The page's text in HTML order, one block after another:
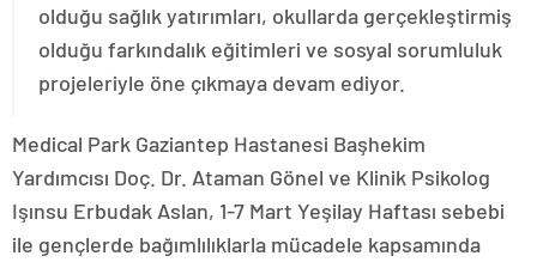
olduğu sağlık yatırımları, okullarda gerçekleştirmiş
olduğu farkındalık eğitimleri ve sosyal sorumluluk
projeleriyle öne çıkmaya devam ediyor.
Medical Park Gaziantep Hastanesi Başhekim
Yardımcısı Doç. Dr. Ataman Gönel ve Klinik Psikolog
Işınsu Erbudak Aslan, 1-7 Mart Yeşilay Haftası sebebi
ile gençlerde bağımlılıklarla mücadele kapsamında